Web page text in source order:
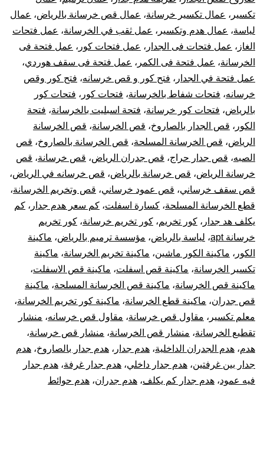
تكسير ، عمال تكسير خرسانة، عمال قص خرسانة بالرياض، عمال
لياسة، عمال هدم وتكسير ، عمل ثقب في الخرسانة، عمل فتحات
الغاز ، عمل فتحات فى الجدار ، عمل فتحات كور ، عمل فتحة فى
الخرسانة، عمل فتحة فى الكمر ، عمل فتحة فى سقف هوردي،
عمل فتحة في الجدار ، فتح كور و قص خرسانه، فتح كور وقص
خرسانه، فتحات شفاط بالخرسانة، فتحات كور ، فتحات كور
بالرياض، فتحات كور خرسانة، فتحة اسبليت بالخرسانة، فتحة
الكور ، قص الجدار بالصاروخ، قص الخرسانة، قص الخرسانة
الرياض، قص الخرسانة المسلحة، قص الخرسانة بالصاروخ، قص
الصبه، قص جدار حراج، قص جدران الرياض، قص خرسانة، قص
خرسانة الرياض، قص خرسانة بالرياض، قص خرسانه في الرياض،
قص سقف خرساني، قص عمود خرساني، قص وتخريم الخرسانة،
قطع الخرسانة المسلحة، كسارة اسفلت، كم سعر هدم جدار ، كم
يكلف هد جدار ، كور تخريم، كور تخريم خرسانة، كور تخريم
خرسانة apt
، لياسة بالرياض، مؤسسة ترميم بالرياض، ماكينة
الكور ، ماكينة الكور ماشين، ماكينة تخريم الخرسانة، ماكينة
تكسير الخرسانة، ماكينة قص اسفلت، ماكينة قص الاسفلت،
ماكينة قص الخرسانة، ماكينة قص الخرسانة المسلحة، ماكينة
قص جدران، ماكينة قطع الخرسانة، ماكينة كور تخريم الخرسانة،
معلم تكسير ، مقاول قص خرسانة، مقاول قص خرسانه، منشار
تقطيع الخرسانة، منشار قص الخرسانة، منشار قص خرسانة،
هدم، هدم الجدران الداخلية، هدم جدار ، هدم جدار بالصاروخ، هدم
جدار بين غرفتين، هدم جدار داخلي، هدم جدار غرفة، هدم جدار
فيه عمود، هدم جدار كم يكلف، هدم جدران، هدم حوائط